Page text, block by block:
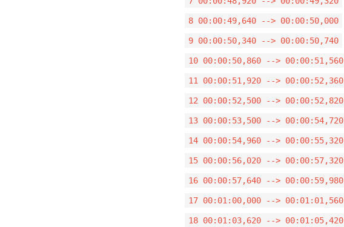
8 00:00:49,640 --> 00:00:50,000
9 00:00:50,340 --> 00:00:50,740
10 00:00:50,860 --> 00:00:51,560
11 00:00:51,920 --> 00:00:52,360
12 00:00:52,500 --> 00:00:52,820
13 00:00:53,500 --> 00:00:54,720
14 00:00:54,960 --> 00:00:55,320
15 00:00:56,020 --> 00:00:57,320
16 00:00:57,640 --> 00:00:59,980
17 00:01:00,000 --> 00:01:01,560
18 00:01:03,620 --> 00:01:05,420